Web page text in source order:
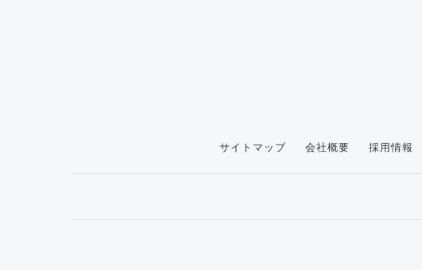
サイトマップ 会社概要 採用情報